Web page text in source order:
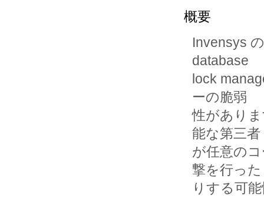
概要
Invensys
database
lock
ーの脆弱
性があり
能な第三者
が任意の
撃を行った
りする可